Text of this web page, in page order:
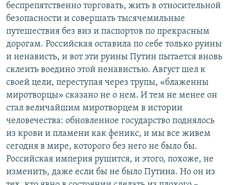
беспрепятственно торговать, жить в относительной
безопасности и совершать тысячемильные
путешествия без виз и паспортов по прекрасным
дорогам. Российская оставила по себе только руины
и ненависть, и вот эти руины Путин пытается вновь
склеить воедино этой ненавистью. Август шел к
своей цели, переступая через трупы, «блаженны
миротворцы» сказано не о нем. И тем не менее он
стал величайшим миротворцем в истории
человечества: обновленное государство поднялось
из крови и пламени как феникс, и мы все живем
сегодня в мире, которого без него не было бы.
Российская империя рушится, и этого, похоже, не
изменить, даже если бы не было Путина. Но он из